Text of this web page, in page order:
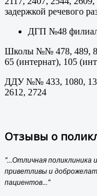
задержкой речевого
ДГП №48
Школы №№ 478, 489,
65 (интернат), 105
ДДУ №№ 433, 1080,
2612, 2724
Отзывы о
"...Отличная поликлиника
приветливы и
пациентов..."